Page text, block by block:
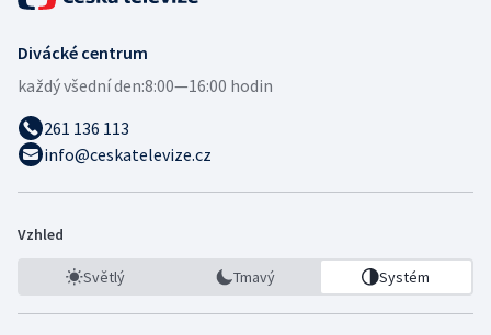
Divácké centrum
každý všední den:8:00—16:00 hodin
261 136 113
info@ceskatelevize.cz
Vzhled
Světlý Tmavý Systém